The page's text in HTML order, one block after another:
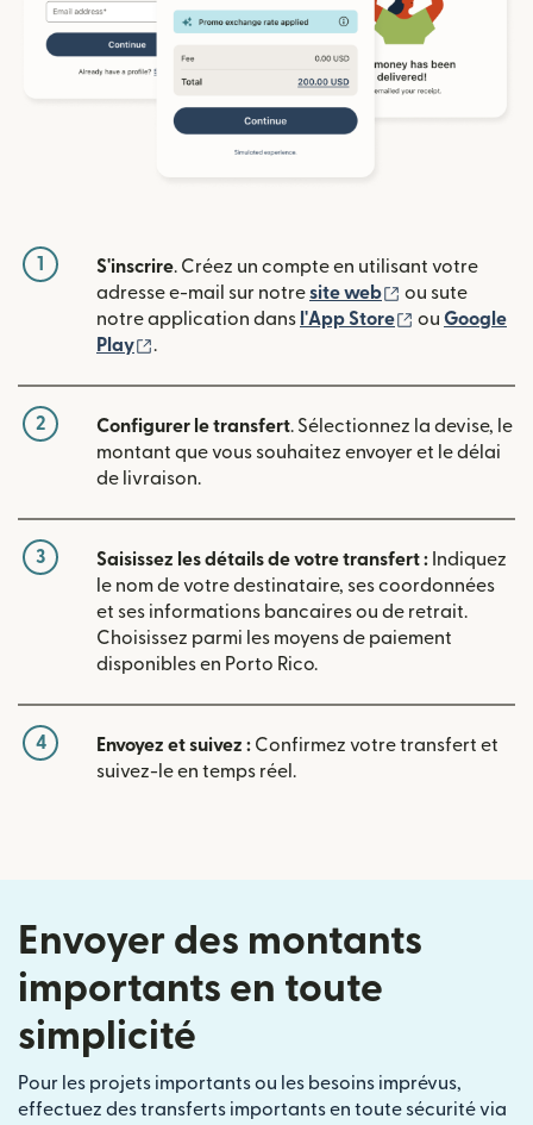
1 S'inscrire. Créez un compte en utilisant votre
adresse e-mail sur notresite web (s'ouvre dans
ou sute
notre application dans l'App Store (s'ouvre
ou Google
Play
.
2 Configurer le transfert. Sélectionnez la devise, le
montant que vous souhaitez envoyer et le délai
de livraison.
3 Saisissez les détails de votre transfert : Indiquez
le nom de votre destinataire, ses coordonnées
et ses informations bancaires ou de retrait.
Choisissez parmi les moyens de paiement
disponibles en Porto Rico.
4 Envoyez et suivez : Confirmez votre transfert et
suivez-le en temps réel.
Envoyer des montants
importants en toute
simplicité
Pour les projets importants ou les besoins imprévus,
effectuez des transferts importants en toute sécurité via